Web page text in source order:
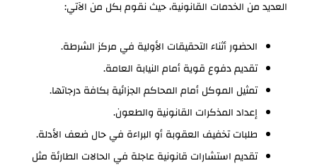
العديد من الخدمات القانونية، حيث نقوم بكل من الآتي:
الحضور أثناء التحقيقات الأولية في مركز الشرطة.
تقديم دفوع قوية أمام النيابة العامة.
تمثيل الموكل أمام المحاكم الجزائية بكافة درجاتها.
إعداد المذكرات القانونية والطعون.
طلبات تخفيف العقوبة أو البراءة في حال ضعف الأدلة.
تقديم استشارات قانونية عاجلة في الحالات الطارئة مثل